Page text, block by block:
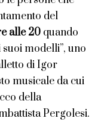
del
alle 20 quando
modelli”, uno
di Igor
musicale da cui
della
Pergolesi.